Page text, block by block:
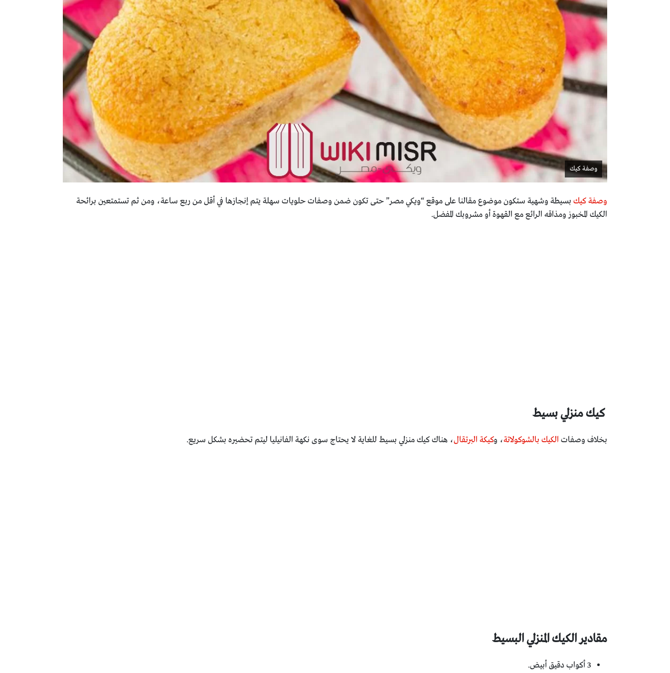
وصفة كيك
وصفة كيك بسيطة وشهية ستكون موضوع مقالنا على موقع “ويكي مصر” حتى تكون ضمن وصفات حلويات سهلة يتم إنجازها في أقل من ربع ساعة، ومن ثم تستمتعين برائحة
الكيك المخبوز ومذاقه الرائع مع القهوة أو مشروبك المفضل.
كيك منزلي بسيط
بخلاف وصفات الكيك بالشوكولاتة، وكيكة البرتقال، هناك كيك منزلي بسيط للغاية لا يحتاج سوى نكهة الفانيليا ليتم تحضيره بشكل سريع.
مقادير الكيك المنزلي البسيط
3 أكواب دقيق أبيض.